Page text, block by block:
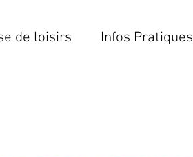
de loisirs Infos Pratiques